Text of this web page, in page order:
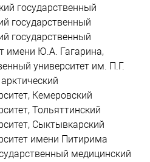
государственный
государственный
государственный
имени Ю.А. Гагарина,
университет им. П.Г.
Кемеровский
Тольяттинский
Сыктывкарский
имени Питирима
медицинский